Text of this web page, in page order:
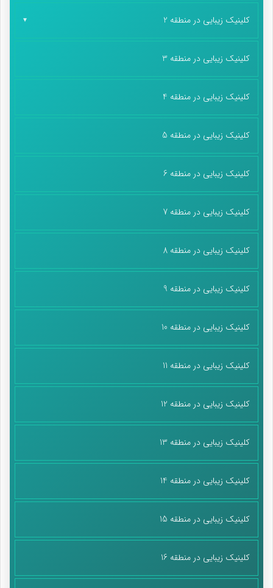
کلینیک زیبایی در منطقه 2
کلینیک زیبایی در منطقه 3
کلینیک زیبایی در منطقه 4
کلینیک زیبایی در منطقه 5
کلینیک زیبایی در منطقه 6
کلینیک زیبایی در منطقه 7
کلینیک زیبایی در منطقه 8
کلینیک زیبایی در منطقه 9
کلینیک زیبایی در منطقه 10
کلینیک زیبایی در منطقه 11
کلینیک زیبایی در منطقه 12
کلینیک زیبایی در منطقه 13
کلینیک زیبایی در منطقه 14
کلینیک زیبایی در منطقه 15
کلینیک زیبایی در منطقه 16